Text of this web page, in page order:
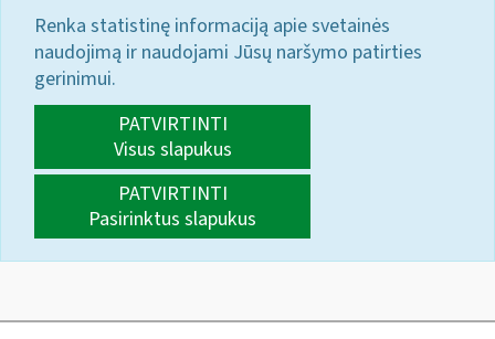
Renka statistinę informaciją apie svetainės
naudojimą ir naudojami Jūsų naršymo patirties
gerinimui.
PATVIRTINTI
Visus slapukus
PATVIRTINTI
Pasirinktus slapukus